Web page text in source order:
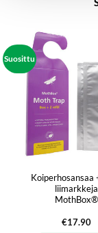
Suosittu
Koiperhosansaa
liimarkkeja
MothBox®
€17.90